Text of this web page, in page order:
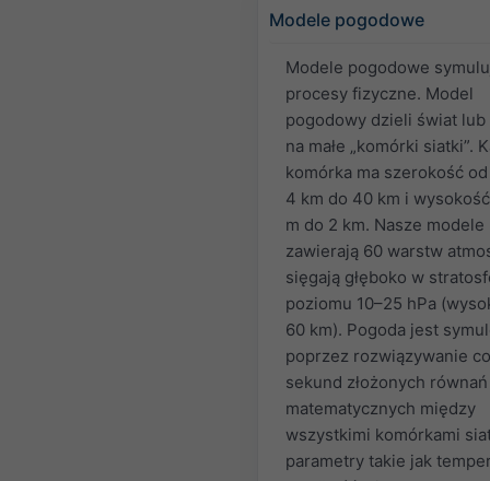
Modele pogodowe
Modele pogodowe
procesy fizyczne. Model
pogodowy dzieli świat
na małe „komórki siatki”.
komórka ma szerokość od
4 km do 40 km i
m do 2 km. Nasze modele
zawierają 60 warstw
sięgają głęboko w
poziomu 10–25 hPa
60 km). Pogoda jest
poprzez rozwiązywanie
sekund złożonych równań
matematycznych między
wszystkimi komórkami
parametry takie jak